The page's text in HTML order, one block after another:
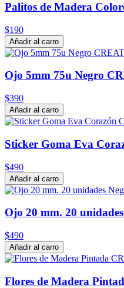
Palitos de Madera
$190
Añadir al carro
Ojo 5mm 75u Negro
$390
Añadir al carro
Sticker Goma Eva
$490
Añadir al carro
Ojo 20 mm. 20
$490
Añadir al carro
Flores de Madera